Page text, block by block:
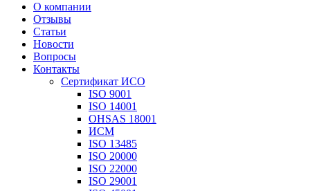
О компании
Отзывы
Статьи
Новости
Вопросы
Контакты
Сертификат ИСО
ISO 9001
ISO 14001
OHSAS 18001
ИСМ
ISO 13485
ISO 20000
ISO 22000
ISO 29001